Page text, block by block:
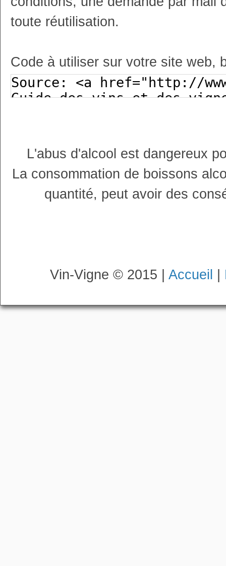
toute réutilisation.
Code à utiliser sur votre site web,
L'abus d'alcool est dangereux
La consommation de boissons
quantité, peut avoir des
Vin-Vigne © 2015 | Accueil